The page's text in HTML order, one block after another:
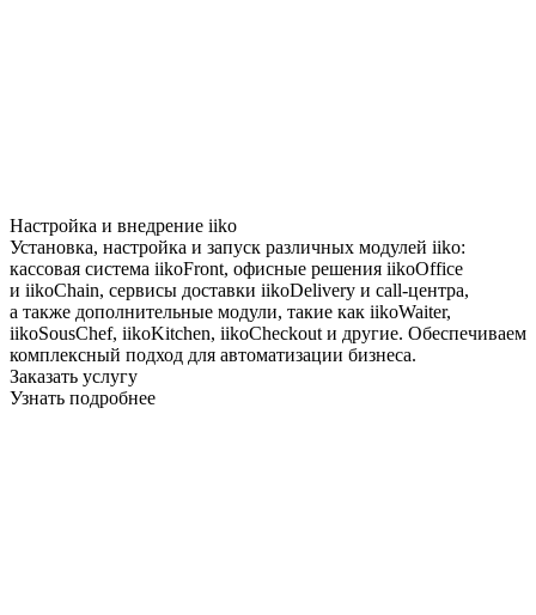
Настройка и внедрение iiko
Установка, настройка и запуск различных модулей iiko:
кассовая система iikoFront, офисные решения iikoOffice
и iikoChain, сервисы доставки iikoDelivery и call-центра,
а также дополнительные модули, такие как iikoWaiter,
iikoSousChef, iikoKitchen, iikoCheckout и другие. Обеспечиваем
комплексный подход для автоматизации бизнеса.
Заказать услугу
Узнать подробнее